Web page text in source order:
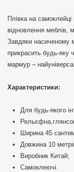
Плівка на
відновлення меблів,
Завдяки насиченому
прикрасить будь-яку
мармур –
Характеристики:
Для будь-якого
Ширина 45
Довжина 10
Виробник Китай;
Самоклеючі.